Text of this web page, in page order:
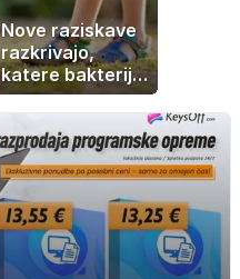
Nove raziskave
razkrivajo,
katere bakterije
na koži privlačijo
komarje